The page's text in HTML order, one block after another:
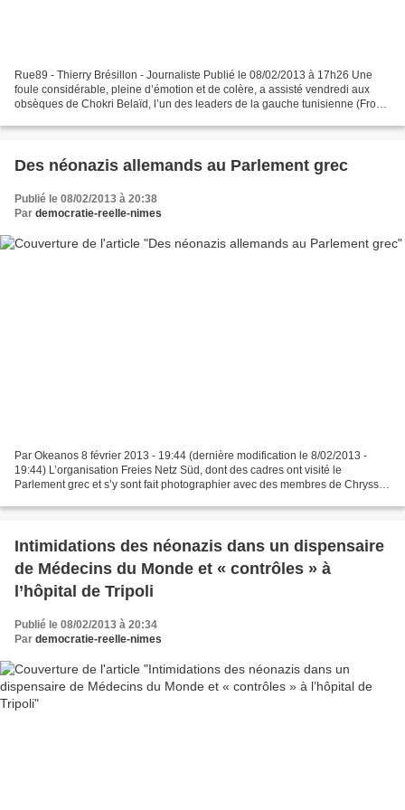
Rue89 - Thierry Brésillon - Journaliste Publié le 08/02/2013 à 17h26 Une
foule considérable, pleine d’émotion et de colère, a assisté vendredi aux
obsèques de Chokri Belaïd, l’un des leaders de la gauche tunisienne (Front
Des néonazis allemands au Parlement grec
Publié le 08/02/2013 à 20:38
Par democratie-reelle-nimes
Par Okeanos 8 février 2013 - 19:44 (dernière modification le 8/02/2013 -
19:44) L’organisation Freies Netz Süd, dont des cadres ont visité le
Parlement grec et s’y sont fait photographier avec des membres de Chryssi
Intimidations des néonazis dans un dispensaire
de Médecins du Monde et « contrôles » à
l’hôpital de Tripoli
Publié le 08/02/2013 à 20:34
Par democratie-reelle-nimes